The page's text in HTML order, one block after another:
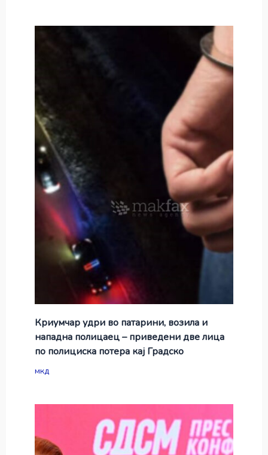
Криумчар удри во патарини, возила и
нападна полицаец – приведени две лица
по полициска потера кај Градско
мкд